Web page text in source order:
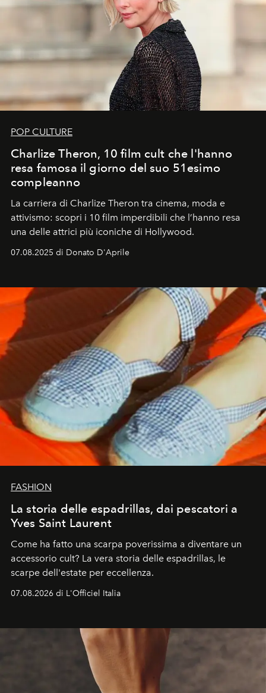
POP CULTURE
Charlize Theron, 10 film cult che l'hanno
resa famosa il giorno del suo 51esimo
compleanno
La carriera di Charlize Theron tra cinema, moda e
attivismo: scopri i 10 film imperdibili che l’hanno resa
una delle attrici più iconiche di Hollywood.
07.08.2025 di Donato D'Aprile
FASHION
La storia delle espadrillas, dai pescatori a
Yves Saint Laurent
Come ha fatto una scarpa poverissima a diventare un
accessorio cult? La vera storia delle espadrillas, le
scarpe dell'estate per eccellenza.
07.08.2026 di L'Officiel Italia